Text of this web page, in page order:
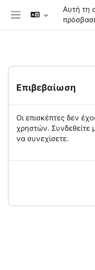
Μετάβαση στο κεντρικό
Πλευρικός πίνακας
Αυτή τη
Επιβεβαίωση
Οι επισκέπτες δεν
χρηστών. Συνδεθείτε
να συνεχίσετε.